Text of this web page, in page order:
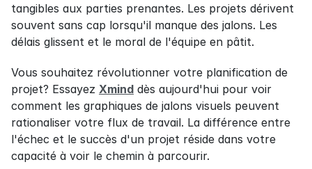
tangibles aux parties prenantes. Les projets dérivent
souvent sans cap lorsqu'il manque des jalons. Les
délais glissent et le moral de l'équipe en pâtit.
Vous souhaitez révolutionner votre planification de
projet? Essayez Xmind dès aujourd'hui pour voir
comment les graphiques de jalons visuels peuvent
rationaliser votre flux de travail. La différence entre
l'échec et le succès d'un projet réside dans votre
capacité à voir le chemin à parcourir.